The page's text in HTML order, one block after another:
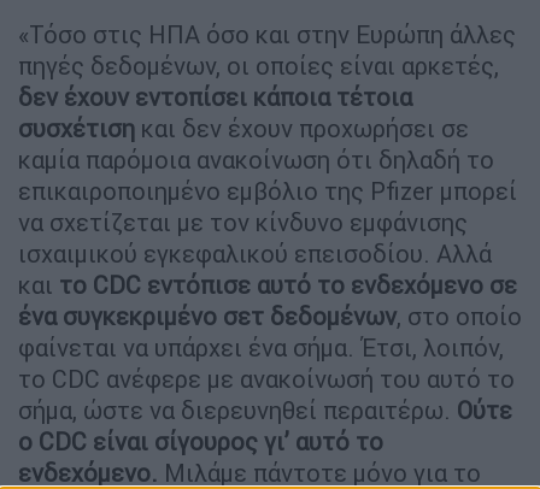
«Τόσο στις ΗΠΑ όσο και στην Ευρώπη άλλες
πηγές δεδομένων, οι οποίες είναι αρκετές,
δεν έχουν εντοπίσει κάποια τέτοια
συσχέτιση και δεν έχουν προχωρήσει σε
καμία παρόμοια ανακοίνωση ότι δηλαδή το
επικαιροποιημένο εμβόλιο της Pfizer μπορεί
να σχετίζεται με τον κίνδυνο εμφάνισης
ισχαιμικού εγκεφαλικού επεισοδίου. Αλλά
και το CDC εντόπισε αυτό το ενδεχόμενο σε
ένα συγκεκριμένο σετ δεδομένων, στο οποίο
φαίνεται να υπάρχει ένα σήμα. Έτσι, λοιπόν,
το CDC ανέφερε με ανακοίνωσή του αυτό το
σήμα, ώστε να διερευνηθεί περαιτέρω. Ούτε
ο CDC είναι σίγουρος γι’ αυτό το
ενδεχόμενο. Μιλάμε πάντοτε μόνο για το